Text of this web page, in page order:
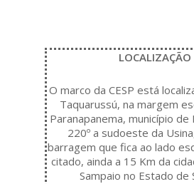
LOCALIZAÇÃO
O marco da CESP está
Taquarussú, na margem
Paranapanema, município de
220º a sudoeste da
barragem que fica ao lado
citado, ainda a 15 Km da
Sampaio no Estado de